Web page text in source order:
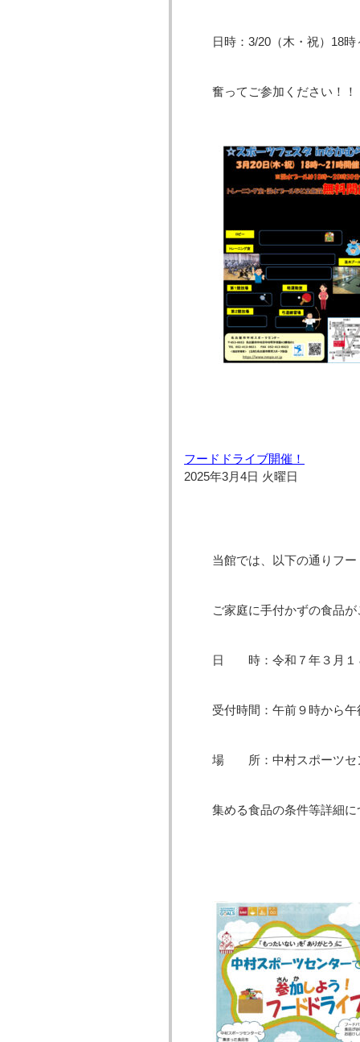
日時：3/20（木・祝）18
奮ってご参加ください！！
フードドライブ開催！
2025年3月4日 火曜日
当館では、以下の通りフ
ご家庭に手付かずの食品
日 時：令和７年３月１
受付時間：午前９時から午
場 所：中村スポーツセ
集める食品の条件等詳細